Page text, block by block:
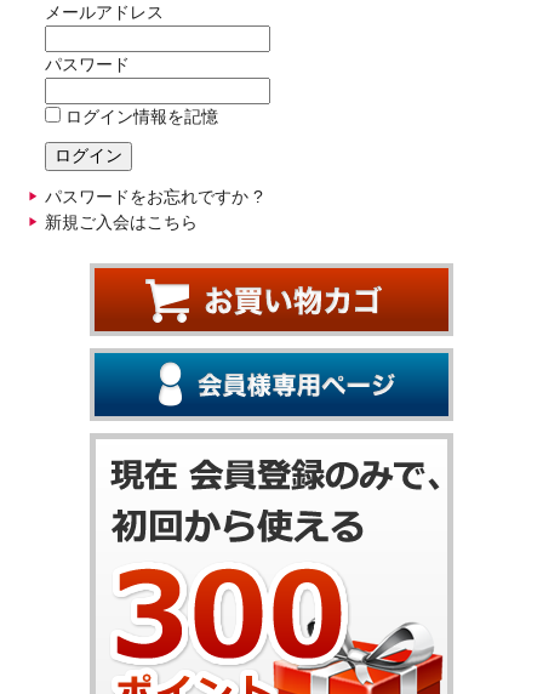
メールアドレス
パスワード
ログイン情報を記憶
パスワードをお忘れですか ?
新規ご入会はこちら